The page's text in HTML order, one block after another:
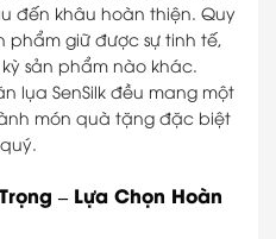
đến khâu hoàn thiện. Quy
phẩm giữ được sự tinh tế,
sản phẩm nào khác.
lụa SenSilk đều mang một
món quà tặng đặc biệt
– Lựa Chọn Hoàn